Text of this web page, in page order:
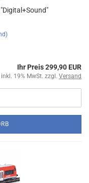
Ihr Preis 299,90 EUR
inkl. 19% MwSt. zzgl. Versand